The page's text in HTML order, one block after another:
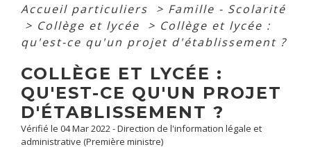
Accueil particuliers > Famille - Scolarité
> Collège et lycée > Collège et lycée :
qu'est-ce qu'un projet d'établissement ?
COLLÈGE ET LYCÉE :
QU'EST-CE QU'UN PROJET
D'ÉTABLISSEMENT ?
Vérifié le 04 Mar 2022 - Direction de l'information légale et
administrative (Première ministre)